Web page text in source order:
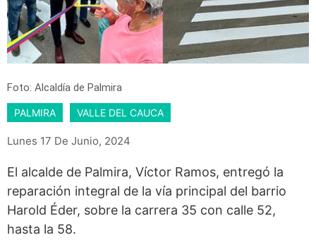
Foto: Alcaldía de Palmira
PALMIRA VALLE DEL CAUCA
Lunes 17 De Junio, 2024
El alcalde de Palmira, Víctor Ramos, entregó la
reparación integral de la vía principal del barrio
Harold Éder, sobre la carrera 35 con calle 52,
hasta la 58.